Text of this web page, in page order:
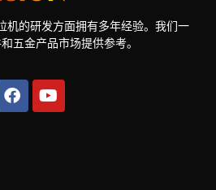
机的研发方面拥有多年经验。我们一
五金产品市场提供参考。